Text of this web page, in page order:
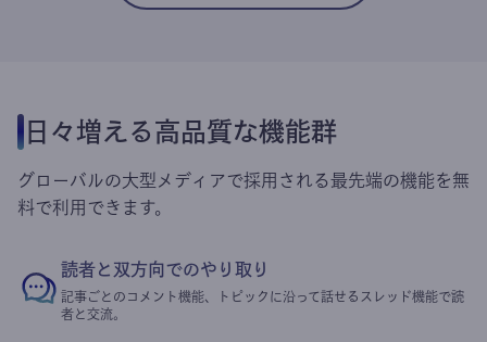
日々増える高品質な機能群
グローバルの大型メディアで採用される最先端の機能を無
料で利用できます。
読者と双方向でのやり取り
記事ごとのコメント機能、トピックに沿って話せるスレッド機能で読
者と交流。